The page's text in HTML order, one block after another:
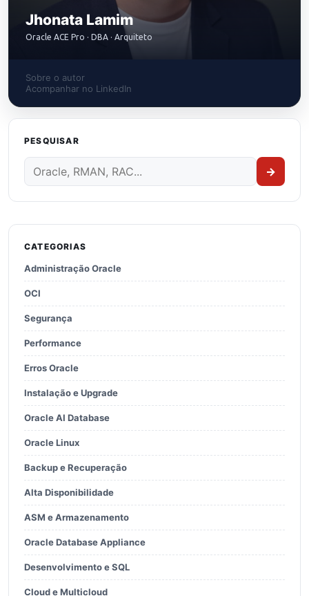
Jhonata Lamim
Oracle ACE Pro · DBA · Arquiteto
Sobre o autor
Acompanhar no LinkedIn
PESQUISAR
→
CATEGORIAS
Administração Oracle
OCI
Segurança
Performance
Erros Oracle
Instalação e Upgrade
Oracle AI Database
Oracle Linux
Backup e Recuperação
Alta Disponibilidade
ASM e Armazenamento
Oracle Database Appliance
Desenvolvimento e SQL
Cloud e Multicloud